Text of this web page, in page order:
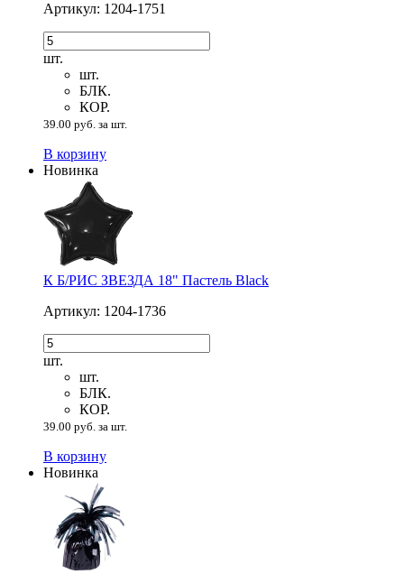
Артикул: 1204-1751
шт.
шт.
БЛК.
КОР.
39.00 руб. за шт.
В корзину
Новинка
К Б/РИС ЗВЕЗДА 18" Пастель Black
Артикул: 1204-1736
шт.
шт.
БЛК.
КОР.
39.00 руб. за шт.
В корзину
Новинка